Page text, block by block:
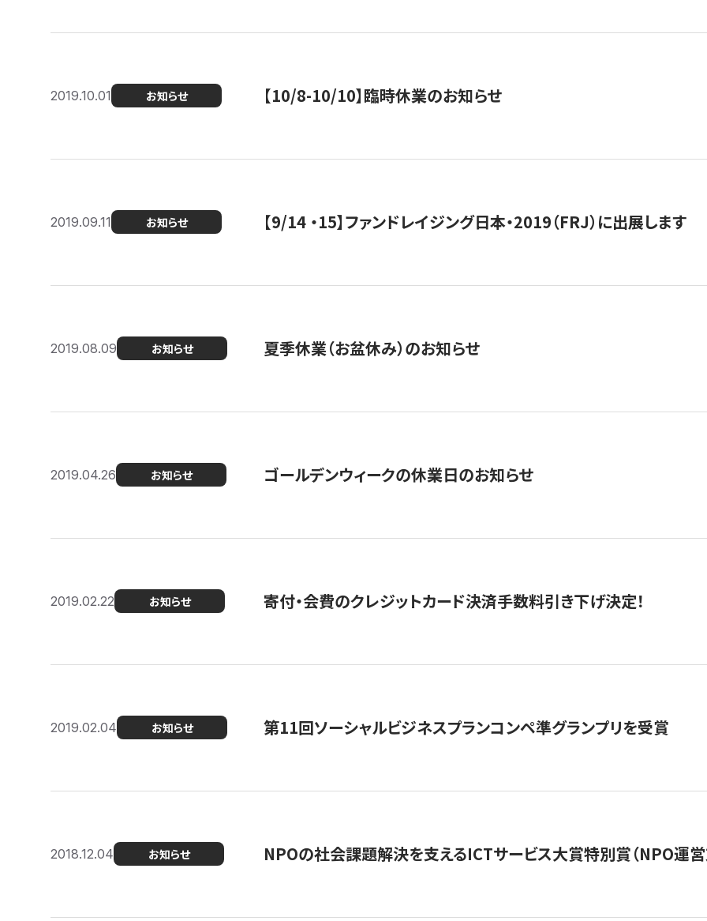
2019.10.01 お知らせ 【10/8-10/10】臨時休業のお知らせ
2019.09.11 お知らせ 【9/14 ・15】ファンドレイジング日本・2019（FRJ）に出展します
2019.08.09 お知らせ 夏季休業（お盆休み）のお知らせ
2019.04.26 お知らせ ゴールデンウィークの休業日のお知らせ
2019.02.22 お知らせ 寄付・会費のクレジットカード決済手数料引き下げ決定！
2019.02.04 お知らせ 第11回ソーシャルビジネスプランコンペ準グランプリを受賞
2018.12.04 お知らせ NPOの社会課題解決を支えるICTサービス大賞特別賞（NPO運